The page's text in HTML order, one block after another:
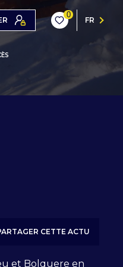
0
FR
CETTE ACTU
et Bolquere en